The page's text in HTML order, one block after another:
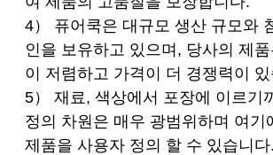
4） 퓨어쿡은 대규모 생산 규모와
인을 보유하고 있으며, 당사의 제
이 저렴하고 가격이 더 경쟁력이
5） 재료, 색상에서 포장에 이르기
정의 차원은 매우 광범위하며 여기
제품을 사용자 정의 할 수 있습니다.